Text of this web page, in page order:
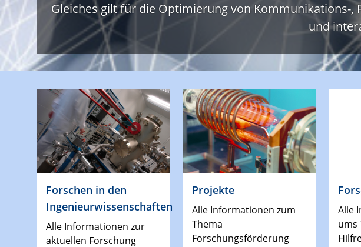
Gleiches gilt für die Optimierung von Kommunikations-
und
Forschen in den
Ingenieurwissenschaften
Alle Informationen zur
aktuellen Forschung
Projekte
Alle Informationen zum
Thema
Forschungsförderung
Alle
ums